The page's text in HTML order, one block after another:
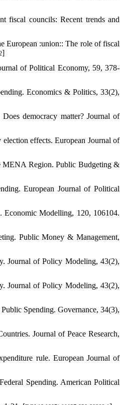
fiscal councils: Recent trends and
European :union:: The role of fiscal
]
of Political Economy, 59, 378-
Economics & Politics, 33(2),
democracy matter? Journal of
effects. European Journal of
MENA Region. Public Budgeting &
European Journal of Political
Economic Modelling, 120, 106104.
Public Money & Management,
Journal of Policy Modeling, 43(2),
Journal of Policy Modeling, 43(2),
Spending. Governance, 34(3),
Journal of Peace Research,
rule. European Journal of
Spending. American Political